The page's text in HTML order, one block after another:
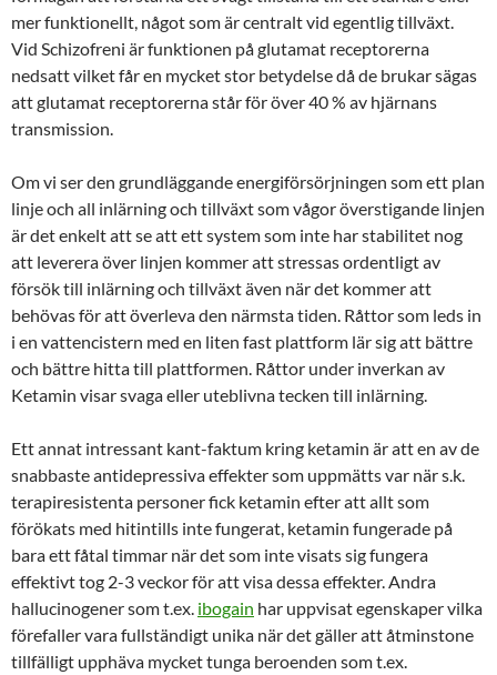
mer funktionellt, något som är centralt vid egentlig tillväxt.
Vid Schizofreni är funktionen på glutamat receptorerna
nedsatt vilket får en mycket stor betydelse då de brukar sägas
att glutamat receptorerna står för över 40 % av hjärnans
transmission.
Om vi ser den grundläggande energiförsörjningen som ett plan
linje och all inlärning och tillväxt som vågor överstigande linjen
är det enkelt att se att ett system som inte har stabilitet nog
att leverera över linjen kommer att stressas ordentligt av
försök till inlärning och tillväxt även när det kommer att
behövas för att överleva den närmsta tiden. Råttor som leds in
i en vattencistern med en liten fast plattform lär sig att bättre
och bättre hitta till plattformen. Råttor under inverkan av
Ketamin visar svaga eller uteblivna tecken till inlärning.
Ett annat intressant kant-faktum kring ketamin är att en av de
snabbaste antidepressiva effekter som uppmätts var när s.k.
terapiresistenta personer fick ketamin efter att allt som
förökats med hitintills inte fungerat, ketamin fungerade på
bara ett fåtal timmar när det som inte visats sig fungera
effektivt tog 2-3 veckor för att visa dessa effekter. Andra
hallucinogener som t.ex. ibogain har uppvisat egenskaper vilka
förefaller vara fullständigt unika när det gäller att åtminstone
tillfälligt upphäva mycket tunga beroenden som t.ex.